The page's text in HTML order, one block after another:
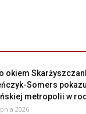
okiem
Somers
metropolii w
2026